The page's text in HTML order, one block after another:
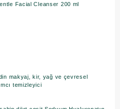
Facial Cleanser 200 ml
makyaj, kir, yağ ve çevresel
temizleyici